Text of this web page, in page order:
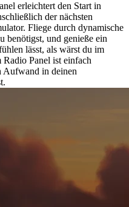
erleichtert den Start in
der nächsten
Fliege durch dynamische
benötigst, und genieße ein
lässt, als wärst du im
Panel ist einfach
Aufwand in deinen